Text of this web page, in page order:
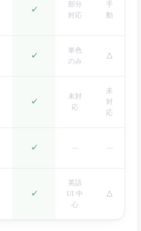
✓
部分
対応
手
動
✓
単色
のみ
△
✓
未対
応
未
対
応
✓ — —
✓
英語
UI 中
心
△